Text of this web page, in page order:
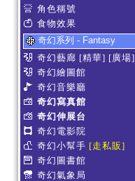
角色稱號
食物效果
奇幻系列 - Fantasy
奇幻藝廊 [精華] [廣場]
奇幻繪圖館
奇幻音樂廳
奇幻寫真館
奇幻伸展台
奇幻電影院
奇幻小幫手 [走私販]
奇幻圖書館
奇幻氣象局